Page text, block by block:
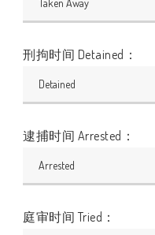
刑拘时间 Detained：
逮捕时间 Arrested：
庭审时间 Tried：